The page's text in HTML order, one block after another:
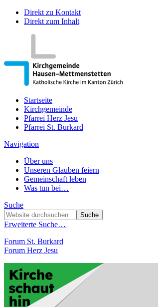
Direkt zu Kontakt
Direkt zum Inhalt
Startseite
Kirchgemeinde
Pfarrei Herz Jesu
Pfarrei St. Burkard
Navigation
Über uns
Unseren Glauben feiern
Gemeinschaft leben
Was tun bei…
Suche
Erweiterte Suche…
Forum St. Burkard
Forum Herz Jesu